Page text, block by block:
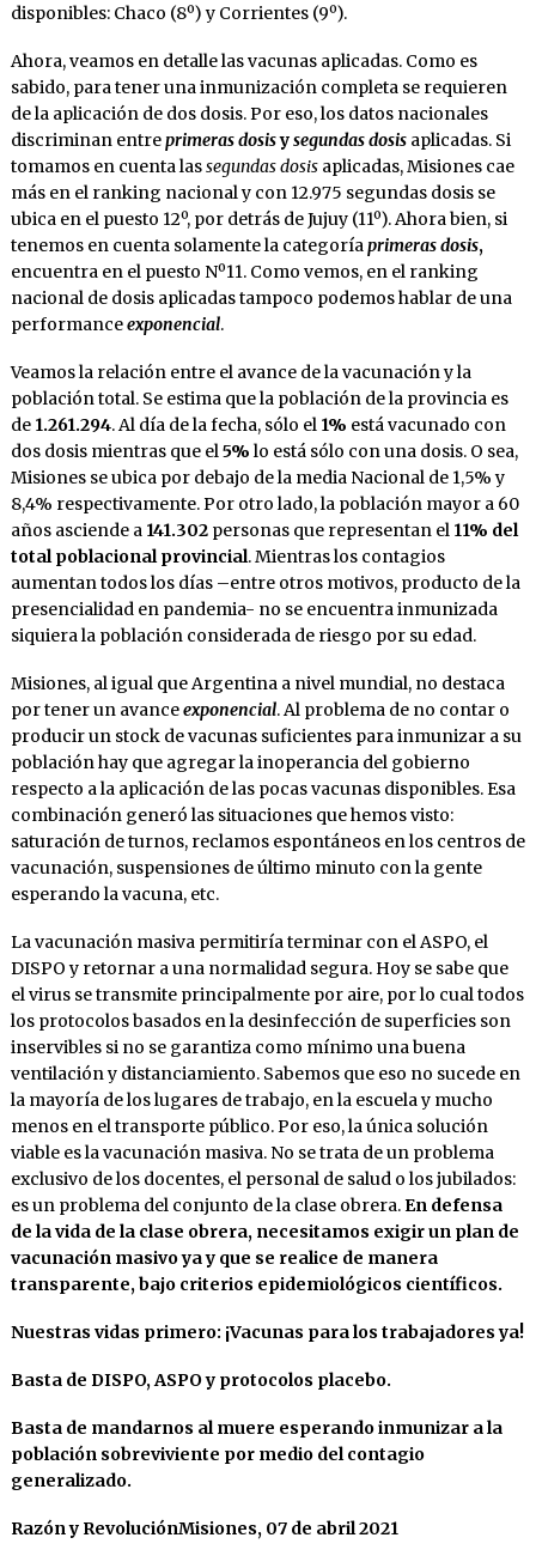
disponibles: Chaco (8º) y Corrientes (9º).
Ahora, veamos en detalle las vacunas aplicadas. Como es
sabido, para tener una inmunización completa se requieren
de la aplicación de dos dosis. Por eso, los datos nacionales
discriminan entreprimeras dosisysegundas dosis aplicadas. Si
tomamos en cuenta lassegundas dosis aplicadas, Misiones cae
más en el ranking nacional y con 12.975 segundas dosis se
ubica en el puesto 12º, por detrás de Jujuy (11º). Ahora bien, si
tenemos en cuenta solamente la categoríaprimeras dosis,
encuentra en el puesto Nº11. Como vemos, en el ranking
nacional de dosis aplicadas tampoco podemos hablar de una
performanceexponencial.
Veamos la relación entre el avance de la vacunación y la
población total. Se estima que la población de la provincia es
de 1.261.294. Al día de la fecha, sólo el 1% está vacunado con
dos dosis mientras que el5%lo está sólo con una dosis. O sea,
Misiones se ubica por debajo de la media Nacional de 1,5% y
8,4% respectivamente. Por otro lado, la población mayor a 60
años asciende a 141.302 personas que representan el 11% del
total poblacional provincial. Mientras los contagios
aumentan todos los días –entre otros motivos, producto de la
presencialidad en pandemia- no se encuentra inmunizada
siquiera la población considerada de riesgo por su edad.
Misiones, al igual que Argentina a nivel mundial, no destaca
por tener un avanceexponencial. Al problema de no contar o
producir un stock de vacunas suficientes para inmunizar a su
población hay que agregar la inoperancia del gobierno
respecto a la aplicación de las pocas vacunas disponibles. Esa
combinación generó las situaciones que hemos visto:
saturación de turnos, reclamos espontáneos en los centros de
vacunación, suspensiones de último minuto con la gente
esperando la vacuna, etc.
La vacunación masiva permitiría terminar con el ASPO, el
DISPO y retornar a una normalidad segura. Hoy se sabe que
el virus se transmite principalmente por aire, por lo cual todos
los protocolos basados en la desinfección de superficies son
inservibles si no se garantiza como mínimo una buena
ventilación y distanciamiento. Sabemos que eso no sucede en
la mayoría de los lugares de trabajo, en la escuela y mucho
menos en el transporte público. Por eso, la única solución
viable es la vacunación masiva. No se trata de un problema
exclusivo de los docentes, el personal de salud o los jubilados:
es un problema del conjunto de la clase obrera.En defensa
de la vida de la clase obrera, necesitamos exigir un plan de
vacunación masivo ya y que se realice de manera
transparente, bajo criterios epidemiológicos científicos.
Nuestras vidas primero: ¡Vacunas para los trabajadores ya!
Basta de DISPO, ASPO y protocolos placebo.
Basta de mandarnos al muere esperando inmunizar a la
población sobreviviente por medio del contagio
generalizado.
Razón y RevoluciónMisiones, 07 de abril 2021